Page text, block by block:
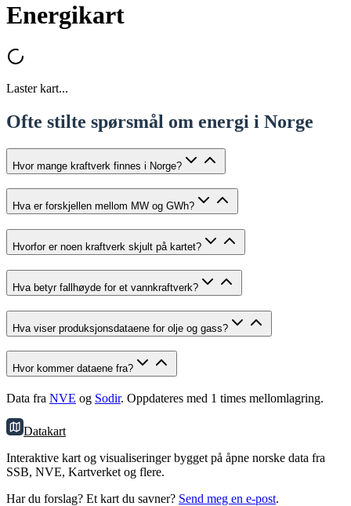
Energikart
Laster kart...
Ofte stilte spørsmål om energi i Norge
Hvor mange kraftverk finnes i Norge?
Hva er forskjellen mellom MW og GWh?
Hvorfor er noen kraftverk skjult på kartet?
Hva betyr fallhøyde for et vannkraftverk?
Hva viser produksjonsdataene for olje og gass?
Hvor kommer dataene fra?
Data fra NVE og Sodir. Oppdateres med 1 times mellomlagring.
Datakart
Interaktive kart og visualiseringer bygget på åpne norske data fra
SSB, NVE, Kartverket og flere.
Har du forslag? Et kart du savner? Send meg en e-post.